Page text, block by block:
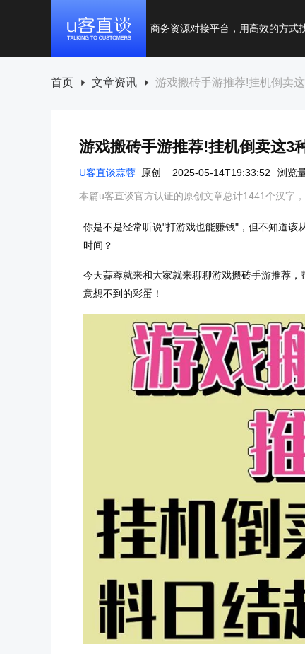
商务资源对接平台，用高效的方式
首页 文章资讯 游戏搬砖手游推荐!挂机倒卖
游戏搬砖手游推荐!挂机倒卖这3
U客直谈蒜蓉 原创 2025-05-14T19:33:52 浏览
本篇u客直谈官方认证的原创文章总计1441个汉字，
你是不是经常听说"打游戏也能赚钱"，但不知道该
时间？
今天蒜蓉就来和大家就来聊聊游戏搬砖手游推荐
意想不到的彩蛋！